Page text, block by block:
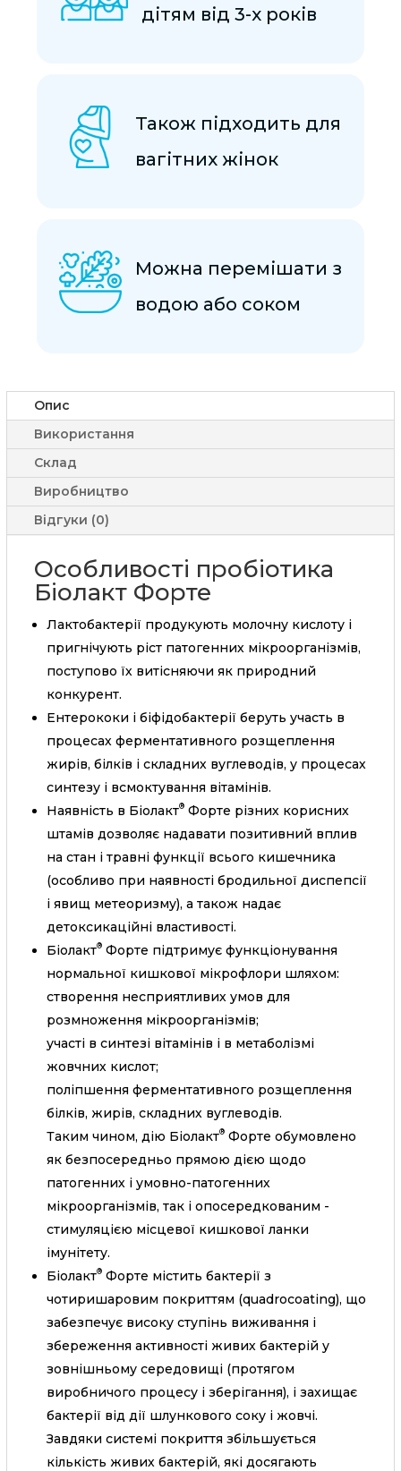
дітям від 3-х років
Також підходить для
вагітних жінок
Можна перемішати з
водою або соком
Опис
Використання
Склад
Виробництво
Відгуки (0)
Особливості пробіотика
Біолакт Форте
Лактобактерії продукують молочну кислоту і
пригнічують ріст патогенних мікроорганізмів,
поступово їх витісняючи як природний
конкурент.
Ентерококи і біфідобактерії беруть участь в
процесах ферментативного розщеплення
жирів, білків і складних вуглеводів, у процесах
синтезу і всмоктування вітамінів.
Наявність в Біолакт®Форте різних корисних
штамів дозволяє надавати позитивний вплив
на стан і травні функції всього кишечника
(особливо при наявності бродильної диспепсії
і явищ метеоризму), а також надає
детоксикаційні властивості.
Біолакт®Форте підтримує функціонування
нормальної кишкової мікрофлори шляхом:
створення несприятливих умов для
розмноження мікроорганізмів;
участі в синтезі вітамінів і в метаболізмі
жовчних кислот;
поліпшення ферментативного розщеплення
білків, жирів, складних вуглеводів.
Таким чином, дію Біолакт®Форте обумовлено
як безпосередньо прямою дією щодо
патогенних і умовно-патогенних
мікроорганізмів, так і опосередкованим -
стимуляцією місцевої кишкової ланки
імунітету.
Біолакт®Форте містить бактерії з
чотиришаровим покриттям (quadrocoating), що
забезпечує високу ступінь виживання і
збереження активності живих бактерій у
зовнішньому середовищі (протягом
виробничого процесу і зберігання), і захищає
бактерії від дії шлункового соку і жовчі.
Завдяки системі покриття збільшується
кількість живих бактерій, які досягають